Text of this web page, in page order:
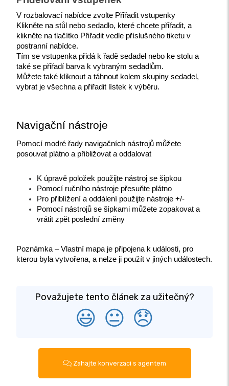
V rozbalovací nabídce zvolte Přiřadit vstupenky
Klikněte na stůl nebo sedadlo, které chcete přiřadit, a
klikněte na tlačítko Přiřadit vedle příslušného tiketu v
postranní nabídce.
Tím se vstupenka přidá k řadě sedadel nebo ke stolu a
také se přiřadí barva k vybraným sedadlům.
Můžete také kliknout a táhnout kolem skupiny sedadel,
vybrat je všechna a přiřadit lístek k výběru.
Navigační nástroje
Pomocí modré řady navigačních nástrojů můžete
posouvat plátno a přibližovat a oddalovat
K úpravě položek použijte nástroj se šipkou
Pomocí ručního nástroje přesuňte plátno
Pro přiblížení a oddálení použijte nástroje +/-
Pomocí nástrojů se šipkami můžete zopakovat a
vrátit zpět poslední změny
Poznámka – Vlastní mapa je připojena k události, pro
kterou byla vytvořena, a nelze ji použít v jiných událostech.
Považujete tento článek za užitečný?
😃 😐 😞
Zahajte konverzaci s agentem